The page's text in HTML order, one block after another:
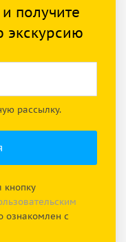
получите
экскурсию
рассылку.
кнопку
ознакомлен с